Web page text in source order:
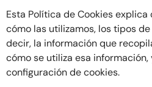
Esta Política de Cookies explica
cómo las utilizamos, los tipos
decir, la información que
cómo se utiliza esa
configuración de cookies.